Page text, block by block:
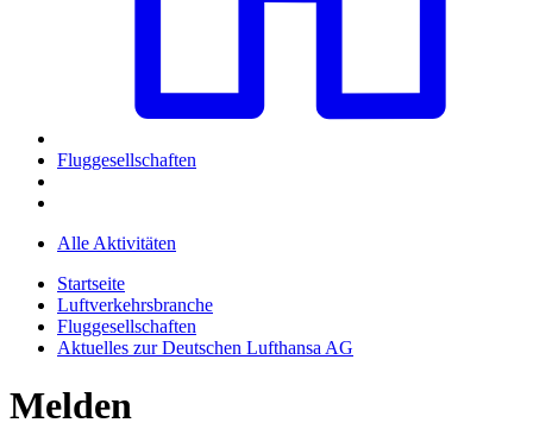
Fluggesellschaften
Alle Aktivitäten
Startseite
Luftverkehrsbranche
Fluggesellschaften
Aktuelles zur Deutschen Lufthansa AG
Melden